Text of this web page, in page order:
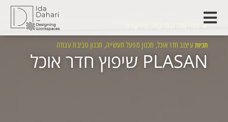
◄
תגיות עיצוב חדר אוכל, תכנון מפעל תעשייה, תכנון סביבת עבודה
PLASAN שיפוץ חדר אוכל